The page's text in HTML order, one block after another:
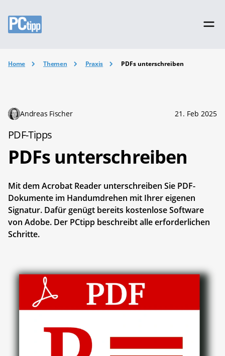
Home Themen Praxis PDFs unterschreiben
Andreas Fischer 21. Feb 2025
PDF-Tipps
PDFs unterschreiben
Mit dem Acrobat Reader unterschreiben Sie PDF-
Dokumente im Handumdrehen mit Ihrer eigenen
Signatur. Dafür genügt bereits kostenlose Software
von Adobe. Der PCtipp beschreibt alle erforderlichen
Schritte.